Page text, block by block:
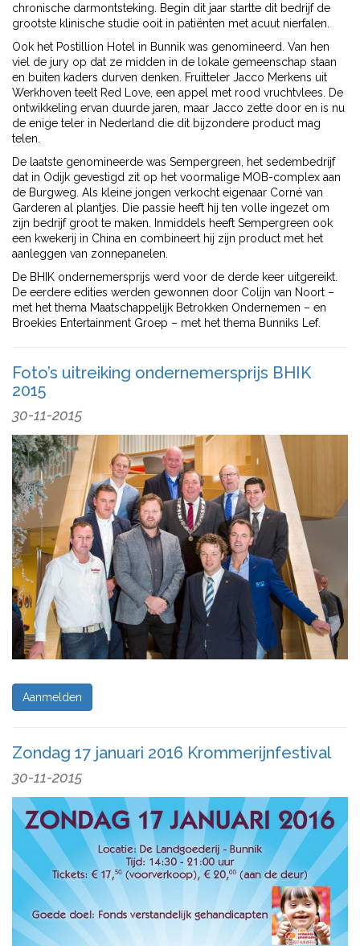
chronische darmontsteking. Begin dit jaar startte dit bedrijf de
grootste klinische studie ooit in patiënten met acuut nierfalen.
Ook het Postillion Hotel in Bunnik was genomineerd. Van hen
viel de jury op dat ze midden in de lokale gemeenschap staan
en buiten kaders durven denken. Fruitteler Jacco Merkens uit
Werkhoven teelt Red Love, een appel met rood vruchtvlees. De
ontwikkeling ervan duurde jaren, maar Jacco zette door en is nu
de enige teler in Nederland die dit bijzondere product mag
telen.
De laatste genomineerde was Sempergreen, het sedembedrijf
dat in Odijk gevestigd zit op het voormalige MOB-complex aan
de Burgweg. Als kleine jongen verkocht eigenaar Corné van
Garderen al plantjes. Die passie heeft hij ten volle ingezet om
zijn bedrijf groot te maken. Inmiddels heeft Sempergreen ook
een kwekerij in China en combineert hij zijn product met het
aanleggen van zonnepanelen.
De BHIK ondernemersprijs werd voor de derde keer uitgereikt.
De eerdere edities werden gewonnen door Colijn van Noort –
met het thema Maatschappelijk Betrokken Ondernemen – en
Broekies Entertainment Groep – met het thema Bunniks Lef.
Foto’s uitreiking ondernemersprijs BHIK
2015
30-11-2015
Aanmelden
Zondag 17 januari 2016 Krommerijnfestival
30-11-2015